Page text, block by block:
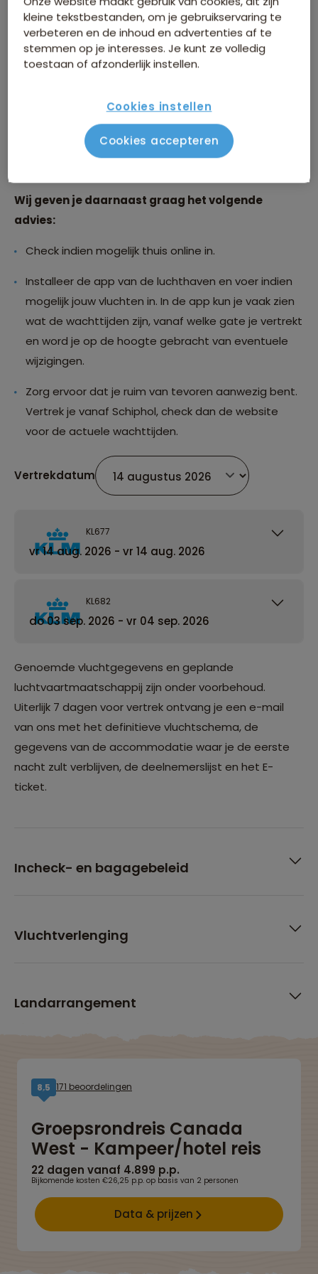
Hoe laat moet ik op het vliegveld zijn?
Vanwege de drukte op de luchthavens adviseren je
intercontinentale vluchten en ruim 2 uur voor vertrek
voor vluchten binnen Europa. Kom dus zeker ruim op
tijd: houd rekening met lange rijen voor de incheckbalie
Wij geven je daarnaast graag het volgende
advies:
Check indien mogelijk thuis online in.
Installeer de app van de luchthaven en voer indien
mogelijk jouw vluchten in. In de app kun je vaak zien
wat de wachttijden zijn, vanaf welke gate je vertrekt
en word je op de hoogte gebracht van eventuele
wijzigingen.
Zorg ervoor dat je ruim van tevoren aanwezig bent.
Vertrek je vanaf Schiphol, check dan de website
voor de actuele wachttijden.
Vertrekdatum
KL677
vr 14 aug. 2026 - vr 14 aug. 2026
KL682
do 03 sep. 2026 - vr 04 sep. 2026
Genoemde vluchtgegevens en geplande
luchtvaartmaatschappij zijn onder voorbehoud.
Uiterlijk 7 dagen voor vertrek ontvang je een e-mail
van ons met het definitieve vluchtschema, de
gegevens van de accommodatie waar je de eerste
nacht zult verblijven, de deelnemerslijst en het E-
ticket.
Incheck- en bagagebeleid
Vluchtverlenging
Landarrangement
8,5 171 beoordelingen
Groepsrondreis Canada
West - Kampeer/hotel reis
22 dagen vanaf 4.899 p.p.
Bijkomende kosten €26,25 p.p. op basis van 2 personen
Data & prijzen
kleine tekstbestanden, om je gebruikservaring te
verbeteren en de inhoud en advertenties af te
stemmen op je interesses. Je kunt ze volledig
toestaan of afzonderlijk instellen.
Cookies instellen
Cookies accepteren